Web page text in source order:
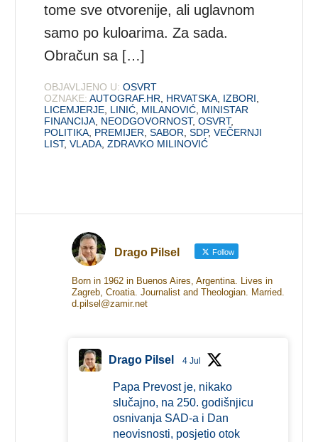
tome sve otvorenije, ali uglavnom
samo po kuloarima. Za sada.
Obračun sa […]
OBJAVLJENO U: OSVRT
OZNAKE: AUTOGRAF.HR HRVATSKA IZBORI
LICEMJERJE LINIĆ MILANOVIĆ MINISTAR
FINANCIJA NEODGOVORNOST,OSVRT,
POLITIKA PREMIJER ,SABOR ,SDP,VEČERNJI
LIST,VLADA ,ZDRAVKO MILINOVIĆ
Drago Pilsel Follow
Born in 1962 in Buenos Aires, Argentina. Lives in
Zagreb, Croatia. Journalist and Theologian. Married.
d.pilsel@zamir.net
Drago Pilsel 4 Jul
Papa Prevost je, nikako
slučajno, na 250. godišnjicu
osnivanja SAD-a i Dan
neovisnosti, posjetio otok